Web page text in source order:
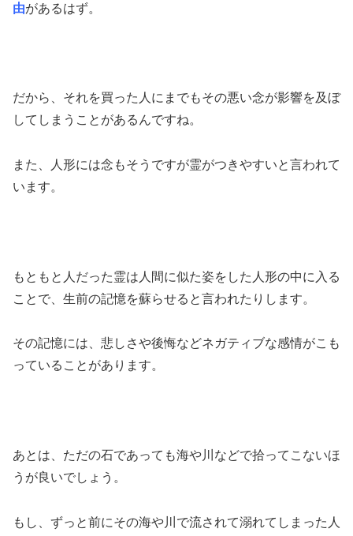
由があるはず。
だから、それを買った人にまでもその悪い念が影響を及ぼ
してしまうことがあるんですね。
また、人形には念もそうですが霊がつきやすいと言われて
います。
もともと人だった霊は人間に似た姿をした人形の中に入る
ことで、生前の記憶を蘇らせると言われたりします。
その記憶には、悲しさや後悔などネガティブな感情がこも
っていることがあります。
あとは、ただの石であっても海や川などで拾ってこないほ
うが良いでしょう。
もし、ずっと前にその海や川で流されて溺れてしまった人